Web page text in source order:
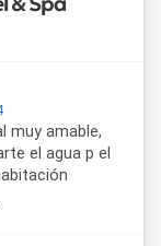
ideal para
o pasar un día en
que un
la
con
un viaje
muy amable,
el agua p el